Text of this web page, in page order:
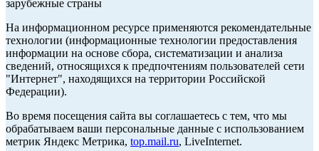
зарубежные страны
На информационном ресурсе применяются рекомендательные
технологии (информационные технологии предоставления
информации на основе сбора, систематизации и анализа
сведений, относящихся к предпочтениям пользователей сети
"Интернет", находящихся на территории Российской
Федерации).
Во время посещения сайта вы соглашаетесь с тем, что мы
обрабатываем ваши персональные данные с использованием
метрик Яндекс Метрика, top.mail.ru, LiveInternet.